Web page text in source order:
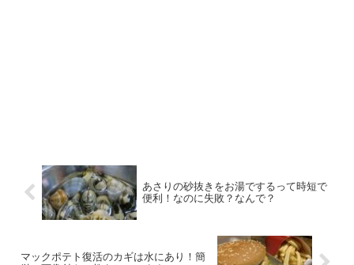
あさりの砂抜きをお湯でするって時短で
便利！なのに失敗？なんで？
マックポテト復活のカギは水にあり！簡